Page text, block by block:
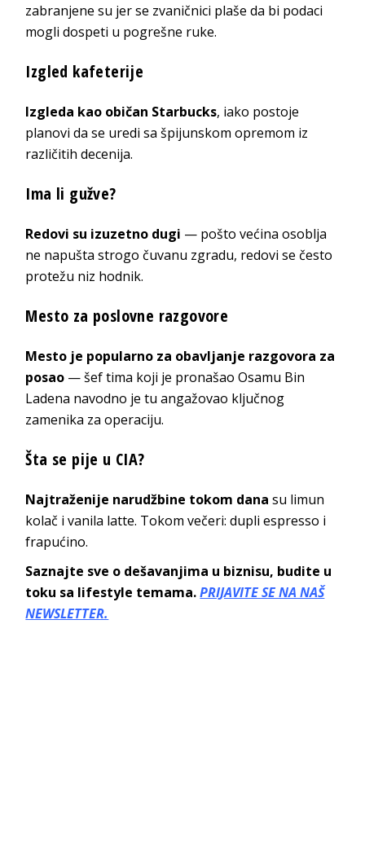
zabranjene su jer se zvaničnici plaše da bi podaci
mogli dospeti u pogrešne ruke.
Izgled kafeterije
Izgleda kao običan Starbucks, iako postoje
planovi da se uredi sa špijunskom opremom iz
različitih decenija.
Ima li gužve?
Redovi su izuzetno dugi — pošto većina osoblja
ne napušta strogo čuvanu zgradu, redovi se često
protežu niz hodnik.
Mesto za poslovne razgovore
Mesto je popularno za obavljanje razgovora za
posao — šef tima koji je pronašao Osamu Bin
Ladena navodno je tu angažovao ključnog
zamenika za operaciju.
Šta se pije u CIA?
Najtraženije narudžbine tokom dana su limun
kolač i vanila latte. Tokom večeri: dupli espresso i
frapućino.
Saznajte sve o dešavanjima u biznisu, budite u
toku sa lifestyle temama.PRIJAVITE SE NA NAŠ
NEWSLETTER.